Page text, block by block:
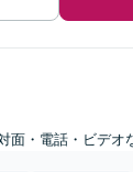
面・電話・ビデオ